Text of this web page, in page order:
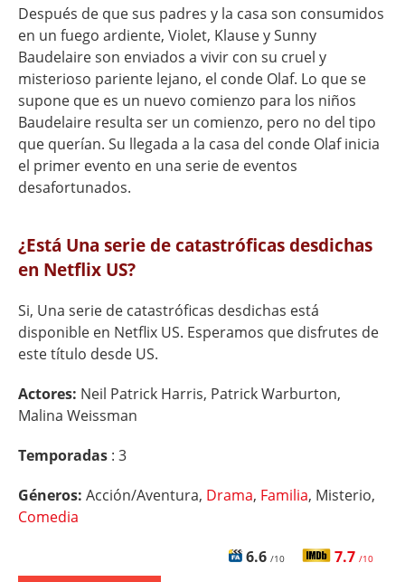
Después de que sus padres y la casa son consumidos
en un fuego ardiente, Violet, Klause y Sunny
Baudelaire son enviados a vivir con su cruel y
misterioso pariente lejano, el conde Olaf. Lo que se
supone que es un nuevo comienzo para los niños
Baudelaire resulta ser un comienzo, pero no del tipo
que querían. Su llegada a la casa del conde Olaf inicia
el primer evento en una serie de eventos
desafortunados.
¿Está Una serie de catastróficas desdichas
en Netflix US?
Si, Una serie de catastróficas desdichas está
disponible en Netflix US. Esperamos que disfrutes de
este título desde US.
Actores: Neil Patrick Harris, Patrick Warburton,
Malina Weissman
Temporadas : 3
Géneros: Acción/Aventura, Drama, Familia, Misterio,
Comedia
6.6 /10 7.7 /10